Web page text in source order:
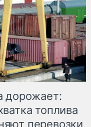
дорожает:
топлива
перевозки